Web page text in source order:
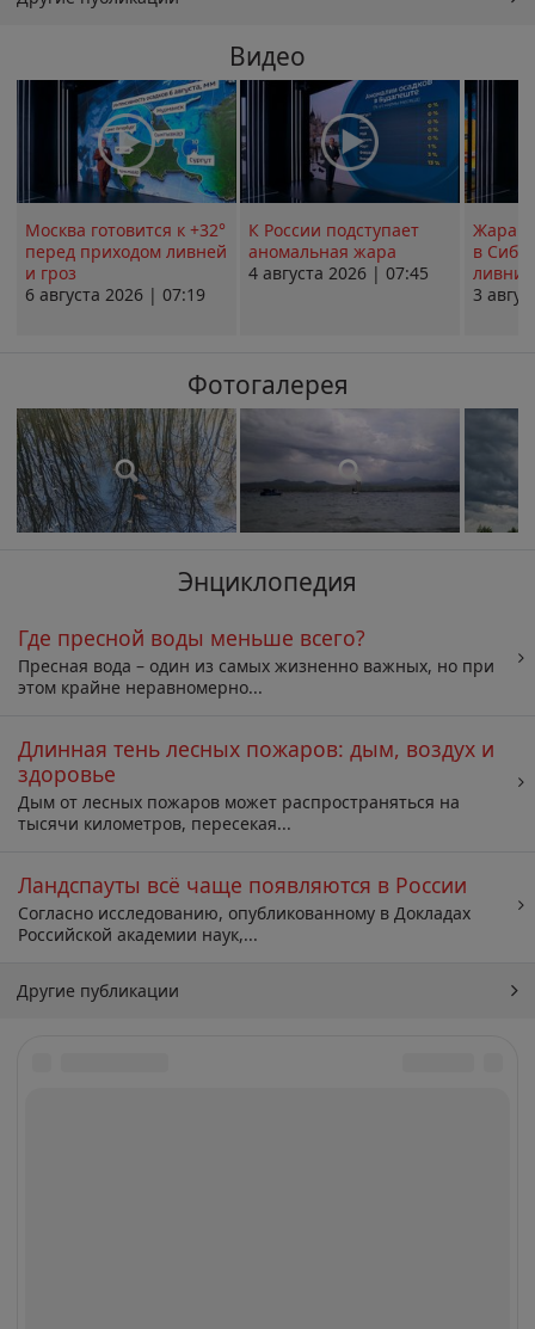
Видео
Москва готовится к +32°
перед приходом ливней
и гроз
6 августа 2026 | 07:19
К России подступает
аномальная жара
4 августа 2026 | 07:45
Жара в
в
ливни
3
Фотогалерея
Энциклопедия
Где пресной воды меньше всего?
Пресная вода – один из самых жизненно важных, но при
этом крайне неравномерно...
Длинная тень лесных пожаров: дым, воздух и
здоровье
Дым от лесных пожаров может распространяться на
тысячи километров, пересекая...
Ландспауты всё чаще появляются в России
Согласно исследованию, опубликованному в Докладах
Российской академии наук,...
Другие публикации